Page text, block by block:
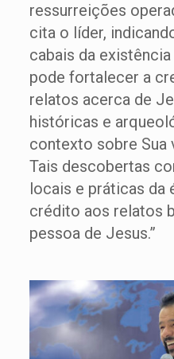
ressurreições
cita o líder,
cabais da
pode fortalecer a
relatos acerca de
históricas e
contexto sobre Sua
Tais descobertas
locais e práticas da
crédito aos relatos
pessoa de Jesus.”